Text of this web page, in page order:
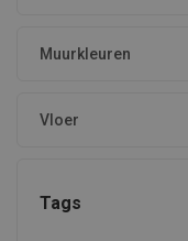
Muurkleuren
Vloer
Tags